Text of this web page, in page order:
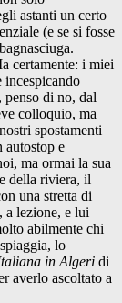
astanti un certo
(e se si fosse
certamente: i miei
incespicando
penso di no, dal
colloquio, ma
spostamenti
autostop e
ma ormai la sua
della riviera, il
una stretta di
a lezione, e lui
abilmente chi
lo
in Algeri di
averlo ascoltato a